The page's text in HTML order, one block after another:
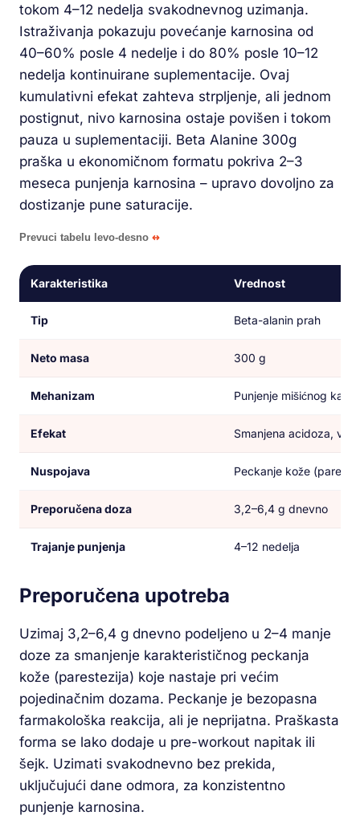
tokom 4–12 nedelja svakodnevnog uzimanja.
Istraživanja pokazuju povećanje karnosina od
40–60% posle 4 nedelje i do 80% posle 10–12
nedelja kontinuirane suplementacije. Ovaj
kumulativni efekat zahteva strpljenje, ali jednom
postignut, nivo karnosina ostaje povišen i tokom
pauza u suplementaciji. Beta Alanine 300g
praška u ekonomičnom formatu pokriva 2–3
meseca punjenja karnosina – upravo dovoljno za
dostizanje pune saturacije.
Prevuci tabelu levo-desno
Karakteristika Vrednost
Tip Beta-alanin prah
Neto masa 300 g
Mehanizam Punjenje mišićnog
Efekat Smanjena acidoza,
Nuspojava Peckanje kože
Preporučena doza 3,2–6,4 g dnevno
Trajanje punjenja 4–12 nedelja
Preporučena upotreba
Uzimaj 3,2–6,4 g dnevno podeljeno u 2–4 manje
doze za smanjenje karakterističnog peckanja
kože (parestezija) koje nastaje pri većim
pojedinačnim dozama. Peckanje je bezopasna
farmakološka reakcija, ali je neprijatna. Praškasta
forma se lako dodaje u pre-workout napitak ili
šejk. Uzimati svakodnevno bez prekida,
uključujući dane odmora, za konzistentno
punjenje karnosina.